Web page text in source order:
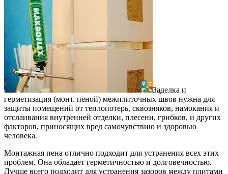
Заделка и
герметизация (монт. пеной) межплиточных швов нужна для
защиты помещений от теплопотерь, сквозняков, намокания и
отслаивания внутренней отделки, плесени, грибков, и других
факторов, приносящих вред самочувствию и здоровью
человека.
Монтажная пена отлично подходит для устранения всех этих
проблем. Она обладает герметичностью и долговечностью.
Лучше всего подходит для устранения зазоров между плитами